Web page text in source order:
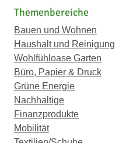
Themenbereiche
Bauen und Wohnen
Haushalt und Reinigung
Wohlfühloase Garten
Büro, Papier & Druck
Grüne Energie
Nachhaltige
Finanzprodukte
Mobilität